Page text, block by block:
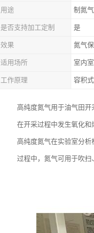
用途 制氮气
是否支持加工定制 是
效果 氮气
适用场所 室内
工作原理 容积式
高纯度氮气用于油气田
在开采过程中发生氧化和
高纯度氮气在实验室分
过程中，氮气可用于吹扫